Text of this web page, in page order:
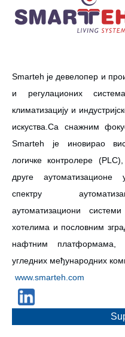
Smarteh је девелопер и
и регулационих
климатизацију и
искуства.Са снажним
Smarteh је иновирао
логичке контролере
друге аутоматизационе
спектру
аутоматизациони
хотелима и пословним
нафтним платформама,
угледних међународних
www.smarteh.com